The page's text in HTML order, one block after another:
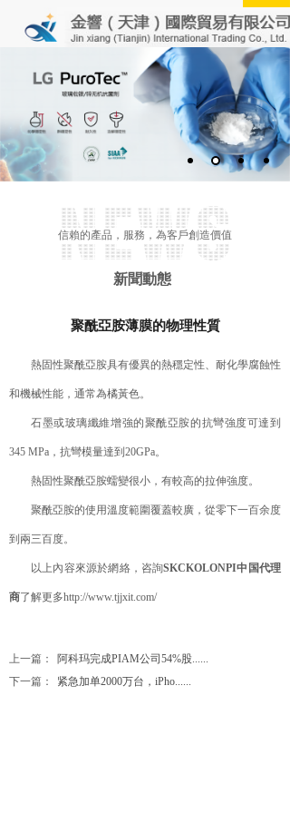
信賴的產品，服務，為客戶創造價值
新聞動態
聚酰亞胺薄膜的物理性質
熱固性聚酰亞胺具有優異的熱穩定性、耐化學腐蝕性
和機械性能，通常為橘黃色。
石墨或玻璃纖維增強的聚酰亞胺的抗彎強度可達到
345 MPa，抗彎模量達到20GPa。
熱固性聚酰亞胺蠕變很小，有較高的拉伸強度。
聚酰亞胺的使用溫度範圍覆蓋較廣，從零下一百余度
到兩三百度。
以上內容來源於網絡，咨詢SKCKOLONPI中国代理
商了解更多http://www.tjjxit.com/
上一篇：
阿科玛完成PIAM公司54%股......
下一篇：
紧急加单2000万台，iPho......